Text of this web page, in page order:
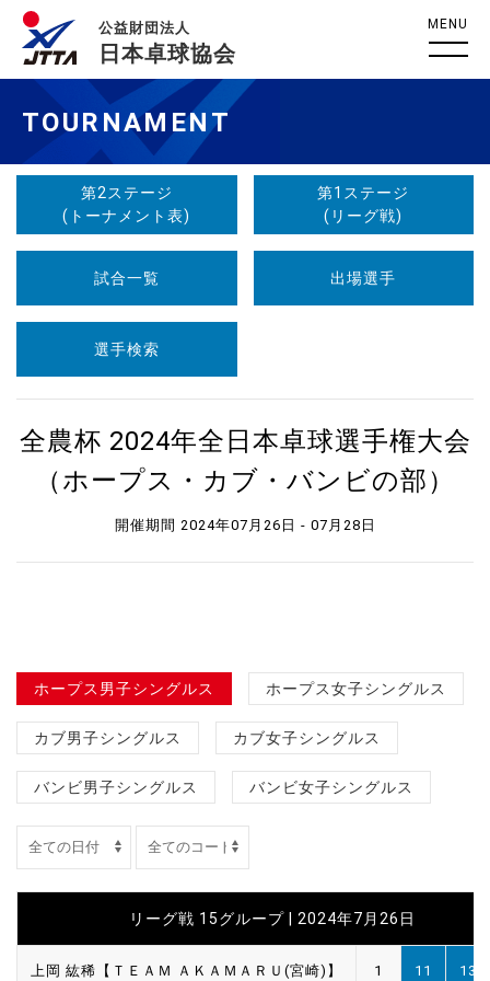
公益財団法人
日本卓球協会
MENU
TOURNAMENT
第2ステージ
(トーナメント表)
第1ステージ
(リーグ戦)
試合一覧 出場選手
選手検索
全農杯 2024年全日本卓球選手権大会
（ホープス・カブ・バンビの部）
開催期間 2024年07月26日 - 07月28日
ホープス男子シングルス ホープス女子シングルス
カブ男子シングルス カブ女子シングルス
バンビ男子シングルス バンビ女子シングルス
リーグ戦 15グループ | 2024年7月26日
上岡 紘稀【ＴＥＡＭ ＡＫＡＭＡＲＵ(宮崎)】 1 11 13